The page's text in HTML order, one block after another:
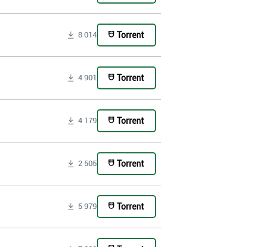
8 014 Torrent
4 901 Torrent
4 179 Torrent
2 505 Torrent
5 979 Torrent